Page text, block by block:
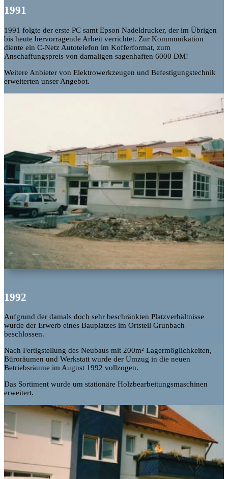
1991
1991 folgte der erste PC samt Epson Nadeldrucker, der im Übrigen
bis heute hervorragende Arbeit verrichtet. Zur Kommunikation
diente ein C-Netz Autotelefon im Kofferformat, zum
Anschaffungspreis von damaligen sagenhaften 6000 DM!
Weitere Anbieter von Elektrowerkzeugen und Befestigungstechnik
erweiterten unser Angebot.
1992
Aufgrund der damals doch sehr beschränkten Platzverhältnisse
wurde der Erwerb eines Bauplatzes im Ortsteil Grunbach
beschlossen.
Nach Fertigstellung des Neubaus mit 200m² Lagermöglichkeiten,
Büroräumen und Werkstatt wurde der Umzug in die neuen
Betriebsräume im August 1992 vollzogen.
Das Sortiment wurde um stationäre Holzbearbeitungsmaschinen
erweitert.